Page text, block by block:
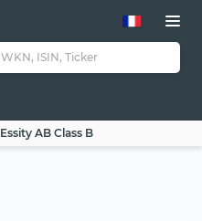
Essity AB Class B